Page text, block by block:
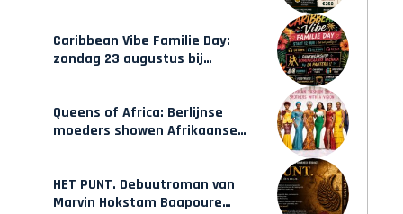
Caribbean Vibe Familie Day:
zondag 23 augustus bij
Queens of Africa: Berlijnse
moeders showen Afrikaanse
HET PUNT. Debuutroman van
Marvin Hokstam Baapoure